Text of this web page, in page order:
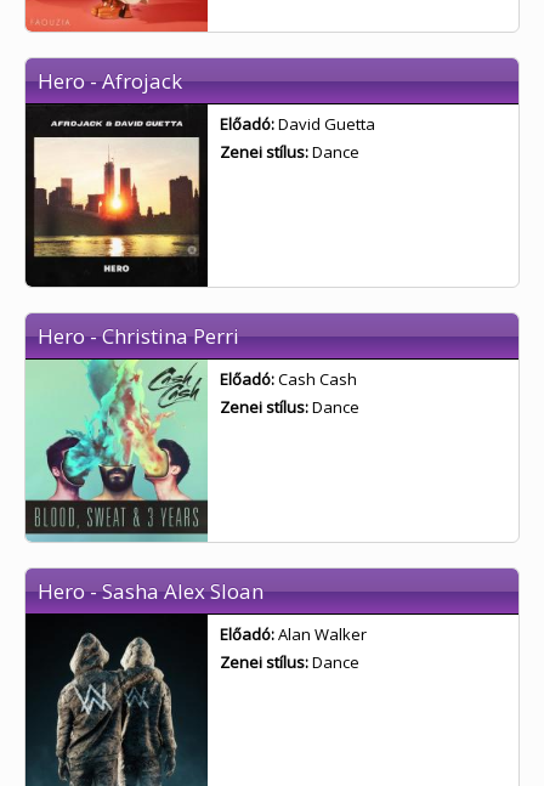
Hero - Afrojack
Előadó:David Guetta
Zenei stílus:Dance
Hero - Christina Perri
Előadó:Cash Cash
Zenei stílus:Dance
Hero - Sasha Alex Sloan
Előadó:Alan Walker
Zenei stílus:Dance